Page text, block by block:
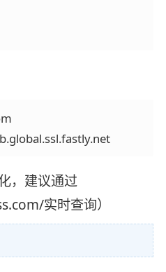
185.199.108.154 github.global.ssl.fastly.net
，建议通过
实时查询）